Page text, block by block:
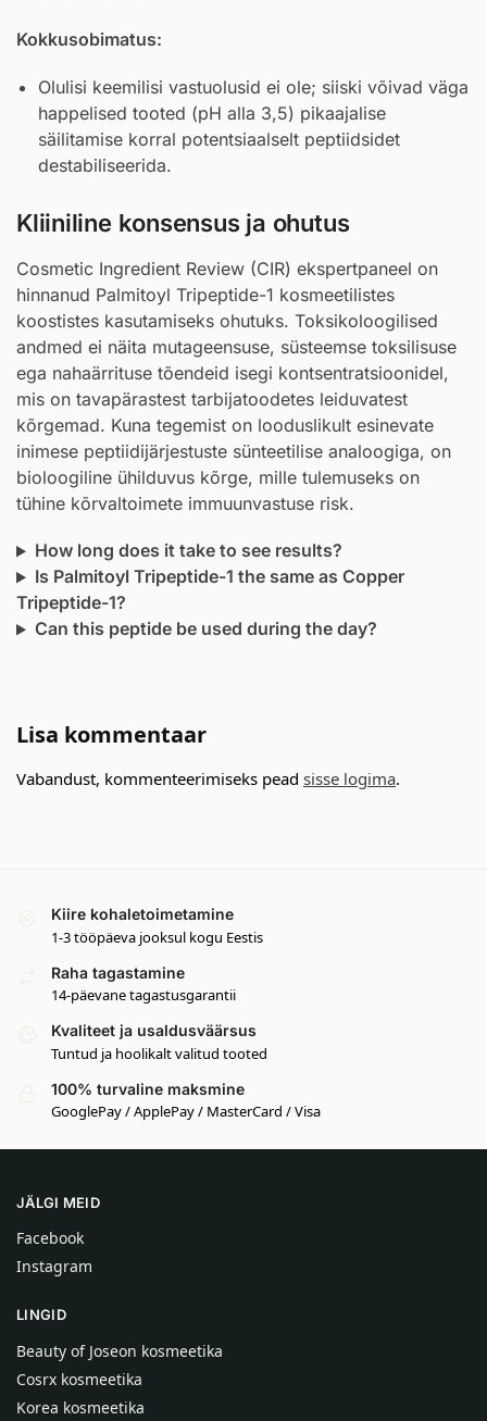
Kokkusobimatus:
Olulisi keemilisi vastuolusid ei ole; siiski võivad väga
happelised tooted (pH alla 3,5) pikaajalise
säilitamise korral potentsiaalselt peptiidsidet
destabiliseerida.
Kliiniline konsensus ja ohutus
Cosmetic Ingredient Review (CIR) ekspertpaneel on
hinnanud Palmitoyl Tripeptide-1 kosmeetilistes
koostistes kasutamiseks ohutuks. Toksikoloogilised
andmed ei näita mutageensuse, süsteemse toksilisuse
ega nahaärrituse tõendeid isegi kontsentratsioonidel,
mis on tavapärastest tarbijatoodetes leiduvatest
kõrgemad. Kuna tegemist on looduslikult esinevate
inimese peptiidijärjestuste sünteetilise analoogiga, on
bioloogiline ühilduvus kõrge, mille tulemuseks on
tühine kõrvaltoimete immuunvastuse risk.
How long does it take to see results?
Is Palmitoyl Tripeptide-1 the same as Copper
Tripeptide-1?
Can this peptide be used during the day?
Lisa kommentaar
Vabandust, kommenteerimiseks pead sisse logima.
Kiire kohaletoimetamine
1-3 tööpäeva jooksul kogu Eestis
Raha tagastamine
14-päevane tagastusgarantii
Kvaliteet ja usaldusväärsus
Tuntud ja hoolikalt valitud tooted
100% turvaline maksmine
GooglePay / ApplePay / MasterCard / Visa
JÄLGI MEID
Facebook
Instagram
LINGID
Beauty of Joseon kosmeetika
Cosrx kosmeetika
Korea kosmeetika